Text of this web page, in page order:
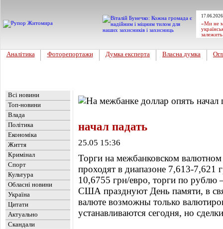
«Ми не
Аналітика Фоторепортажи Думка експерта Власна думка
Всі новини
Топ-новини
Влада
Політика
Економіка
Життя
Кримінал
Спорт
Культура
Обласні новини
Україна
Цитати
Актуально
Скандали
начал падать
25.05 15:36
Торги на межбанковском
проходят в диапазоне 7,613-7,621
10,6755 грн/евро, торги по рублю
США празднуют День памяти, в
валюте возможны только
устанавливаются сегодня, но